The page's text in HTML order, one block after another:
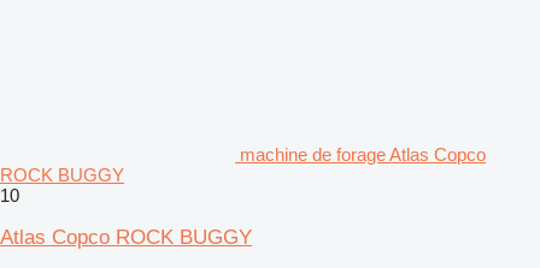
machine de forage Atlas Copco
ROCK BUGGY
10
Atlas Copco ROCK BUGGY